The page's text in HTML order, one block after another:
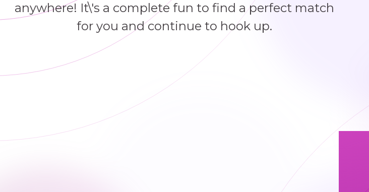
anywhere! It\'s a complete fun to find a perfect match
for you and continue to hook up.